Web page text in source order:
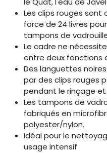
Les clips rouges sont
force de 24 livres
tampons de
Le cadre ne
entre deux fonctions
Des languettes
par des clips rouges
pendant le rinçage et
Les tampons de
fabriqués en
polyester/nylon.
Idéal pour le
usage intensif